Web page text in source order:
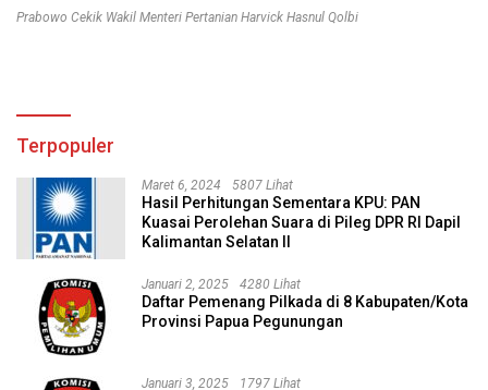
Prabowo Cekik Wakil Menteri Pertanian Harvick Hasnul Qolbi
Terpopuler
Maret 6, 2024 5807 Lihat
Hasil Perhitungan Sementara KPU: PAN
Kuasai Perolehan Suara di Pileg DPR RI Dapil
Kalimantan Selatan II
Januari 2, 2025 4280 Lihat
Daftar Pemenang Pilkada di 8 Kabupaten/Kota
Provinsi Papua Pegunungan
Januari 3, 2025 1797 Lihat